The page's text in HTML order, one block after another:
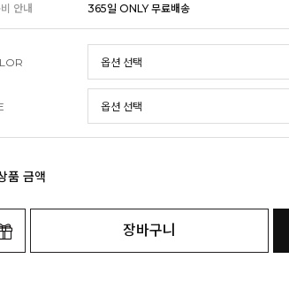
안내
365일 ONLY 무료배송
품 금액
장바구니